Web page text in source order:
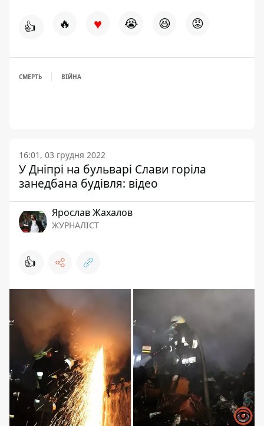
👍 🔥 ♥ 😭 😆 😡
СМЕРТЬ ВІЙНА
16:01, 03 грудня 2022
У Дніпрі на бульварі Слави горіла
занедбана будівля: відео
Ярослав Жахалов
ЖУРНАЛІСТ
👍